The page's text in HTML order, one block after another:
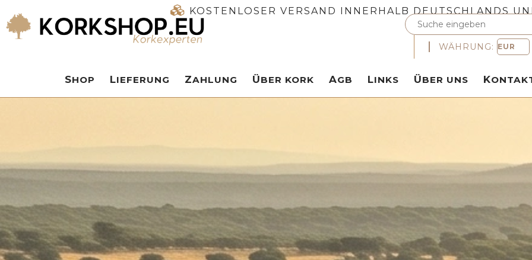
KOSTENLOSER VERSAND INNERHALB DEUTSCHLANDS
WÄHRUNG:
SHOP LIEFERUNG ZAHLUNG ÜBER KORK AGB LINKS ÜBER UNS